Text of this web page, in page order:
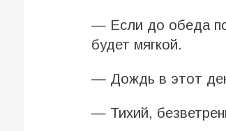
— Если до обеда
будет мягкой.
— Дождь в этот
— Тихий,